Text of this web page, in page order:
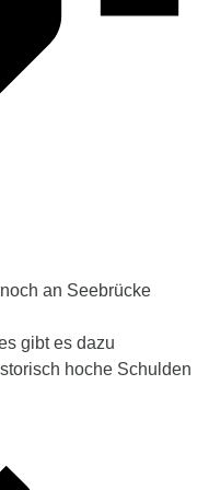
an Seebrücke
gibt es dazu
hoche Schulden